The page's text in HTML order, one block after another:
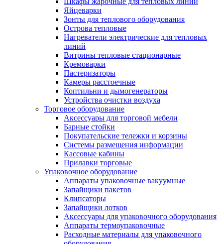
Яйцеварки
Зонты для теплового оборудования
Острова тепловые
Нагреватели электрические для тепловых
линий
Витрины тепловые стационарные
Кремоварки
Пастеризаторы
Камеры расстоечные
Коптильни и дымогенераторы
Устройства очистки воздуха
Торговое оборудование
Аксессуары для торговой мебели
Барные стойки
Покупательские тележки и корзины
Системы размещения информации
Кассовые кабины
Прилавки торговые
Упаковочное оборудование
Аппараты упаковочные вакуумные
Запайщики пакетов
Клипсаторы
Запайщики лотков
Аксессуары для упаковочного оборудования
Аппараты термоупаковочные
Расходные материалы для упаковочного